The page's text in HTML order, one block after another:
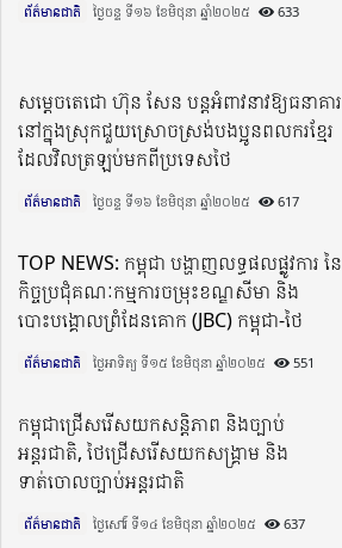
ព័ត៌មានជាតិ ថ្ងៃចន្ទ ទី១៦ ខែមិថុនា ឆ្នាំ២០២៥​ 633
សម្ដេចតេជោ ហ៊ុន សែន បន្ដអំពាវនាវឱ្យធនាគារ
នៅក្នុងស្រុកជួយស្រោចស្រង់បងប្អូនពលករខ្មែរ
ដែលវិលត្រឡប់មកពីប្រទេសថៃ
ព័ត៌មានជាតិ ថ្ងៃចន្ទ ទី១៦ ខែមិថុនា ឆ្នាំ២០២៥​ 617
TOP NEWS: កម្ពុជា បង្ហាញលទ្ធផលផ្លូវការ នៃ
កិច្ចប្រជុំគណៈកម្មការចម្រុះខណ្ឌសីមា និង
បោះបង្គោលព្រំដែនគោក (JBC) កម្ពុជា-ថៃ
ព័ត៌មានជាតិ ថ្ងៃអាទិត្យ ទី១៥ ខែមិថុនា ឆ្នាំ២០២៥​ 551
កម្ពុជាជ្រើសរើសយកសន្តិភាព និងច្បាប់
អន្តរជាតិ, ថៃជ្រើសរើសយកសង្គ្រាម និង
ទាត់ចោលច្បាប់អន្តរជាតិ
ព័ត៌មានជាតិ ថ្ងៃសៅរ៍ ទី១៤ ខែមិថុនា ឆ្នាំ២០២៥​ 637